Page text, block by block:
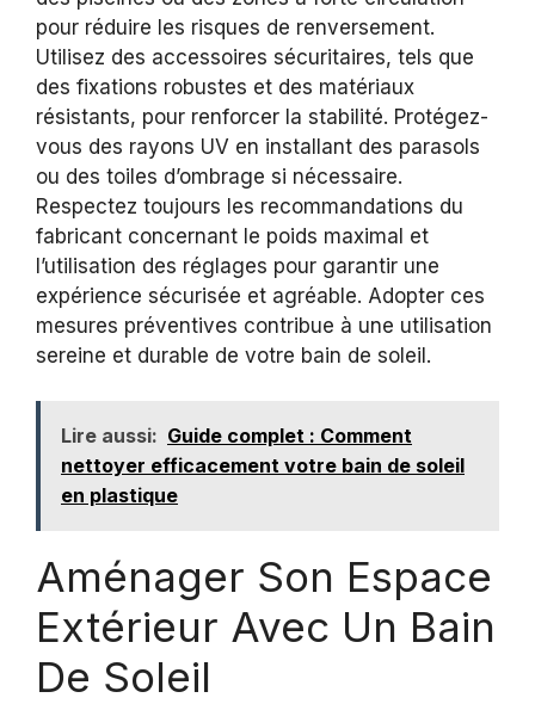
pour réduire les risques de renversement.
Utilisez des accessoires sécuritaires, tels que
des fixations robustes et des matériaux
résistants, pour renforcer la stabilité. Protégez-
vous des rayons UV en installant des parasols
ou des toiles d’ombrage si nécessaire.
Respectez toujours les recommandations du
fabricant concernant le poids maximal et
l’utilisation des réglages pour garantir une
expérience sécurisée et agréable. Adopter ces
mesures préventives contribue à une utilisation
sereine et durable de votre bain de soleil.
Lire aussi: Guide complet : Comment
nettoyer efficacement votre bain de soleil
en plastique
Aménager Son Espace
Extérieur Avec Un Bain
De Soleil